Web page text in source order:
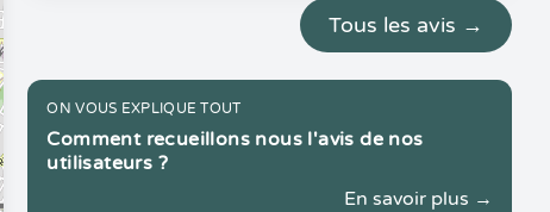
Tous les avis →
ON VOUS EXPLIQUE TOUT
Comment recueillons nous l'avis de nos
utilisateurs ?
En savoir plus →